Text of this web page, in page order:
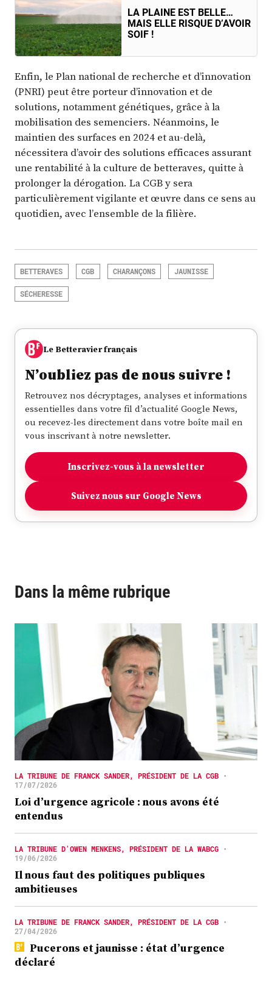
LA PLAINE EST BELLE…
MAIS ELLE RISQUE D’AVOIR
SOIF !
Enfin, le Plan national de recherche et d’innovation
(PNRI) peut être porteur d’innovation et de
solutions, notamment génétiques, grâce à la
mobilisation des semenciers. Néanmoins, le
maintien des surfaces en 2024 et au-delà,
nécessitera d’avoir des solutions efficaces assurant
une rentabilité à la culture de betteraves, quitte à
prolonger la dérogation. La CGB y sera
particulièrement vigilante et œuvre dans ce sens au
quotidien, avec l’ensemble de la filière.
BETTERAVES CGB CHARANÇONS JAUNISSE
SÉCHERESSE
Le Betteravier français
N’oubliez pas de nous suivre !
Retrouvez nos décryptages, analyses et informations
essentielles dans votre fil d’actualité Google News,
ou recevez-les directement dans votre boîte mail en
vous inscrivant à notre newsletter.
Inscrivez-vous à la newsletter
Suivez nous sur Google News
Dans la même rubrique
LA TRIBUNE DE FRANCK SANDER, PRÉSIDENT DE LA CGB •
17/07/2026
Loi d’urgence agricole : nous avons été
entendus
LA TRIBUNE D'OWEN MENKENS, PRÉSIDENT DE LA WABCG •
19/06/2026
Il nous faut des politiques publiques
ambitieuses
LA TRIBUNE DE FRANCK SANDER, PRÉSIDENT DE LA CGB •
27/04/2026
Pucerons et jaunisse : état d’urgence
déclaré